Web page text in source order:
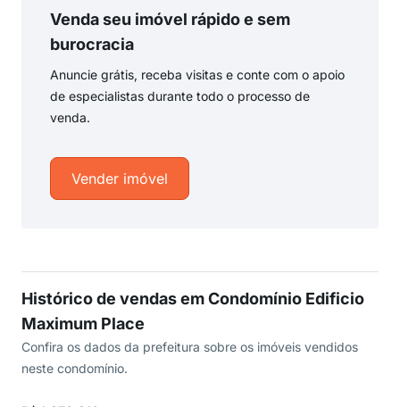
Venda seu imóvel rápido e sem
burocracia
Anuncie grátis, receba visitas e conte com o apoio
de especialistas durante todo o processo de
venda.
Vender imóvel
Histórico de vendas em Condomínio Edificio
Maximum Place
Confira os dados da prefeitura sobre os imóveis vendidos
neste condomínio.